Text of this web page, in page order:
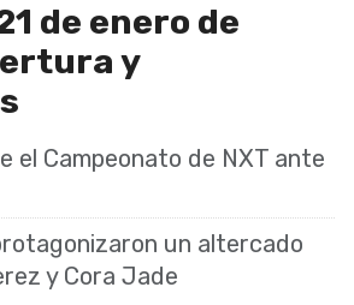
de enero de
y
el Campeonato de NXT ante
un altercado
y Cora Jade